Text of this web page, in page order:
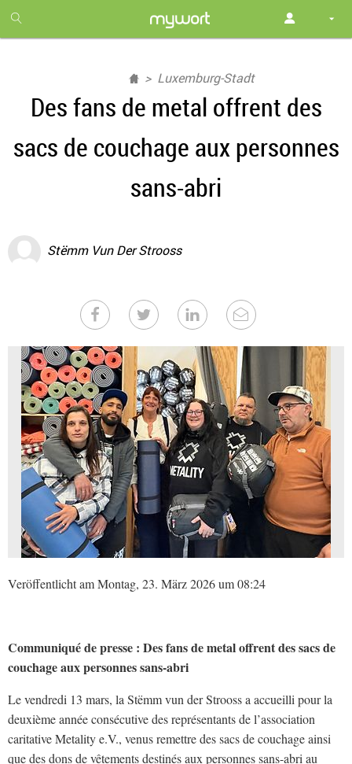
month
free
Luxemburg-Stadt
Des fans de metal offrent des
sacs de couchage aux personnes
sans-abri
Stëmm Vun Der Strooss
Veröffentlicht am Montag, 23. März 2026 um 08:24
Communiqué de presse : Des fans de metal offrent des sacs de
couchage aux personnes sans-abri
Le vendredi 13 mars, la Stëmm vun der Strooss a accueilli pour la
deuxième année consécutive des représentants de l’association
caritative Metality e.V., venus remettre des sacs de couchage ainsi
que des dons de vêtements destinés aux personnes sans-abri au